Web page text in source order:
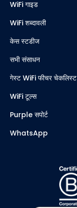
WiFi गाइड
WiFi शब्दावली
केस स्टडीज
सभी संसाधन
गेस्ट WiFi फीचर चेकलिस्ट
WiFi टूल्स
Purple सपोर्ट
WhatsApp